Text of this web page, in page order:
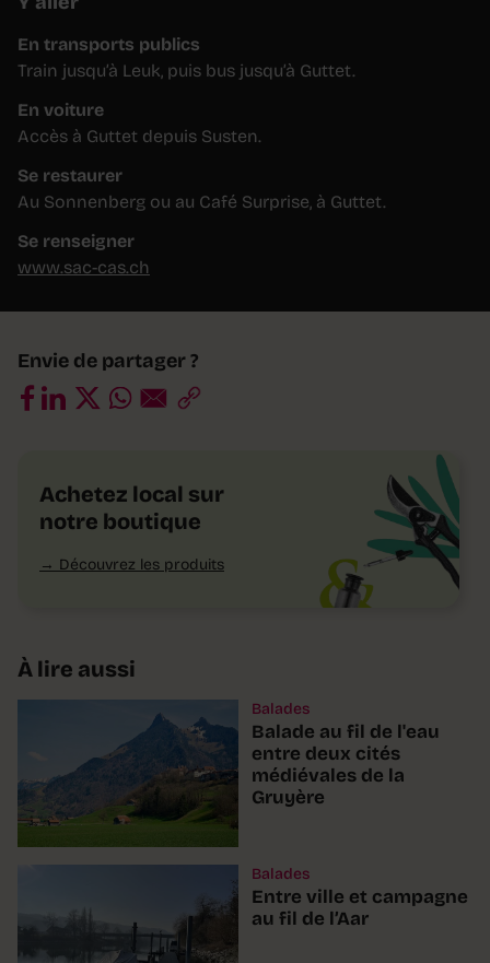
En transports publics
Train jusqu’à Leuk, puis bus jusqu’à Guttet.
En voiture
Accès à Guttet depuis Susten.
Se restaurer
Au Sonnenberg ou au Café Surprise, à Guttet.
Se renseigner
www.sac-cas.ch
Envie de partager ?
Achetez local sur
notre boutique
Découvrez les produits
À lire aussi
Balades
Balade au fil de l'eau
entre deux cités
médiévales de la
Gruyère
Balades
Entre ville et campagne
au fil de l’Aar